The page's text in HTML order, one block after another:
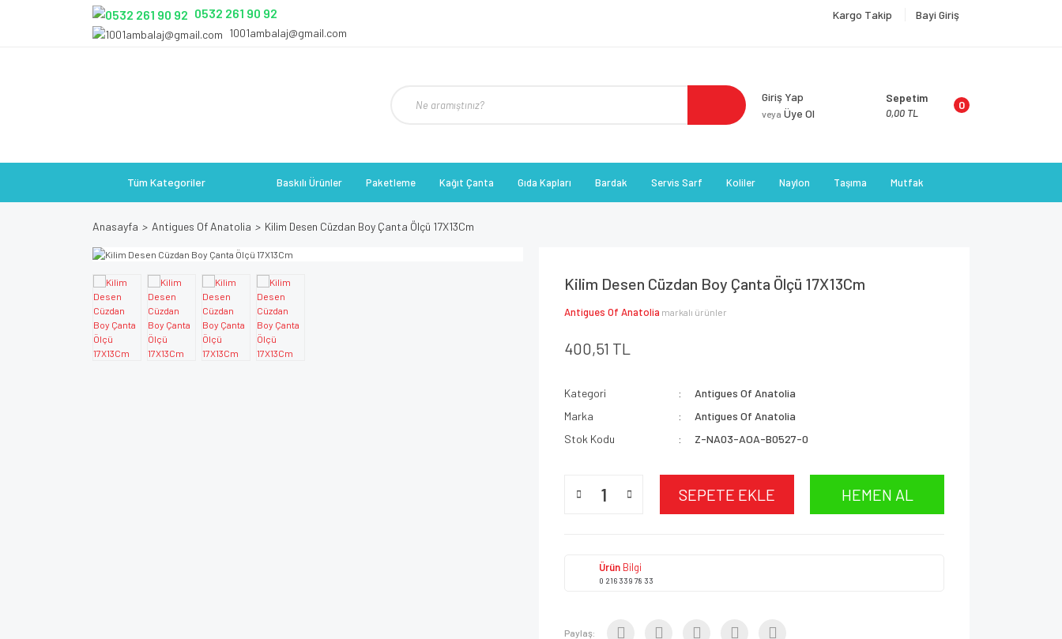
0532 261 90 92
1001ambalaj@gmail.com
Kargo Takip Bayi Giriş
Giriş Yap
veya Üye Ol
0
Sepetim
0,00 TL
Tüm Kategoriler Baskılı Ürünler Paketleme Kağıt Çanta Gıda Kapları Bardak Servis Sarf Koliler Naylon Taşıma Mutfak
Anasayfa Antigues Of Anatolia Kilim Desen Cüzdan Boy Çanta Ölçü 17X13Cm
Kilim Desen Cüzdan Boy Çanta Ölçü 17X13Cm
Antigues Of Anatolia markalı ürünler
400,51 TL
Kategori
Antigues Of Anatolia
Marka
Antigues Of Anatolia
Stok Kodu
Z-NA03-AOA-B0527-0
SEPETE EKLE HEMEN AL
Ürün Bilgi
0 216 339 78 33
Paylaş: